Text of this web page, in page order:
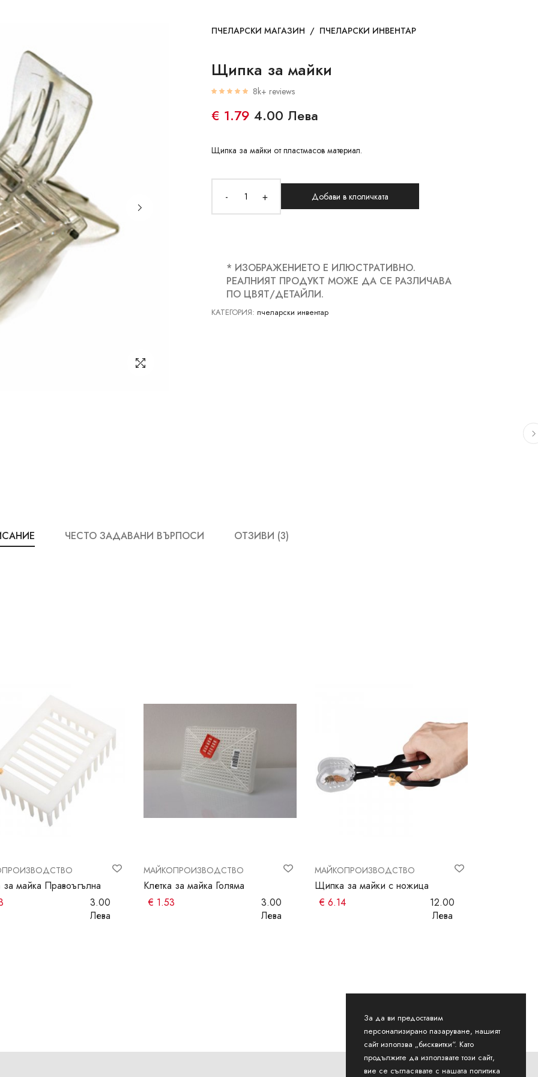
ПЧЕЛАРСКИ МАГАЗИН / ПЧЕЛАРСКИ ИНВЕНТАР
Щипка за майки
8k+ reviews
€ 1.79 4.00 Лева
Щипка за майки от пластмасов материал.
- + Добави в клоличката
* ИЗОБРАЖЕНИЕТО Е ИЛЮСТРАТИВНО.
РЕАЛНИЯТ ПРОДУКТ МОЖЕ ДА СЕ РАЗЛИЧАВА
ПО ЦВЯТ/ДЕТАЙЛИ.
КАТЕГОРИЯ: пчеларски инвентар
ЧЕСТО ЗАДАВАНИ ВЪРПОСИ ОТЗИВИ (3)
за майка Правоъгълна
3.00
Лева
МАЙКОПРОИЗВОДСТВО
Клетка за майка Голяма
€ 1.53
3.00
Лева
МАЙКОПРОИЗВОДСТВО
Щипка за майки с ножица
€ 6.14
12.00
Лева
За да ви предоставим
персонализирано пазаруване, нашият
сайт използва „бисквитки“. Като
продължите да използвате този сайт,
вие се съгласявате с нашата политика